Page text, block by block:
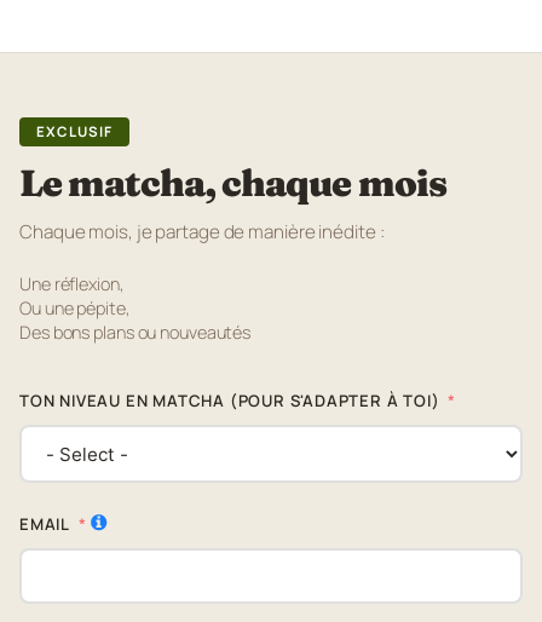
EXCLUSIF
Le matcha, chaque mois
Chaque mois, je partage de manière inédite :
Une réflexion,
Ou une pépite,
Des bons plans ou nouveautés
TON NIVEAU EN MATCHA (POUR S'ADAPTER À TOI)
EMAIL